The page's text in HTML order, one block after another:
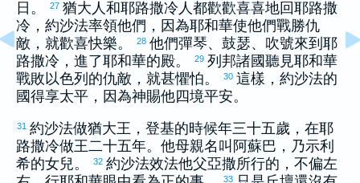
日。
27 猶大 人和耶路撒冷 人都歡歡喜喜地回耶路撒
冷 ， 約沙法率領他們，因為耶和華使他們戰勝仇
敵，就歡喜快樂。
28 他們彈琴、鼓瑟、吹號來到 耶
路撒冷 ，進了耶和華的殿。 29 列邦諸國聽見耶和華
戰敗以色列 的仇敵，就甚懼怕。 30 這樣， 約沙法的
國得享太平，因為神賜他四境平安。
31 約沙法做猶大王，登基的時候年三十五歲，在耶
路撒冷做王二十五年。他母親名叫 阿蘇巴 ，乃示利
希的女兒。 32 約沙法效法他父亞撒所行的，不偏左
33